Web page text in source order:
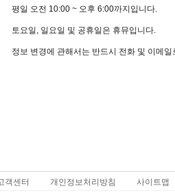
평일 오전 10:00 ~ 오후 6:00까지입니다.
토요일 , 일요일 및 공휴일은 휴뮤입니다.
정보 변경에 관해서는 반드시 전화 및 이메일
객센터 개인정보처리방침 사이트맵